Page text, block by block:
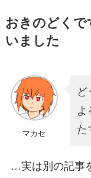
おきのどく
いました
マカセ
よ
た
…実は別の記事